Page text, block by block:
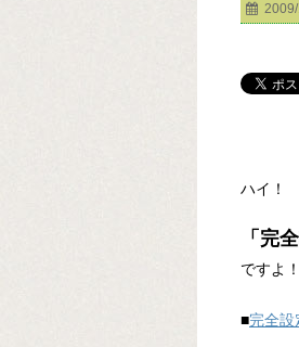
ハイ！
「完
ですよ！
■完全